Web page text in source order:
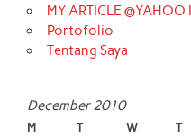
MY ARTICLE @YAHOO
Portofolio
Tentang Saya
December 2010
M T W T